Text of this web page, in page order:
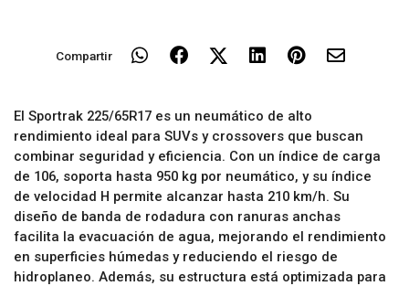
Compartir
El Sportrak 225/65R17 es un neumático de alto
rendimiento ideal para SUVs y crossovers que buscan
combinar seguridad y eficiencia. Con un índice de carga
de 106, soporta hasta 950 kg por neumático, y su índice
de velocidad H permite alcanzar hasta 210 km/h. Su
diseño de banda de rodadura con ranuras anchas
facilita la evacuación de agua, mejorando el rendimiento
en superficies húmedas y reduciendo el riesgo de
hidroplaneo. Además, su estructura está optimizada para